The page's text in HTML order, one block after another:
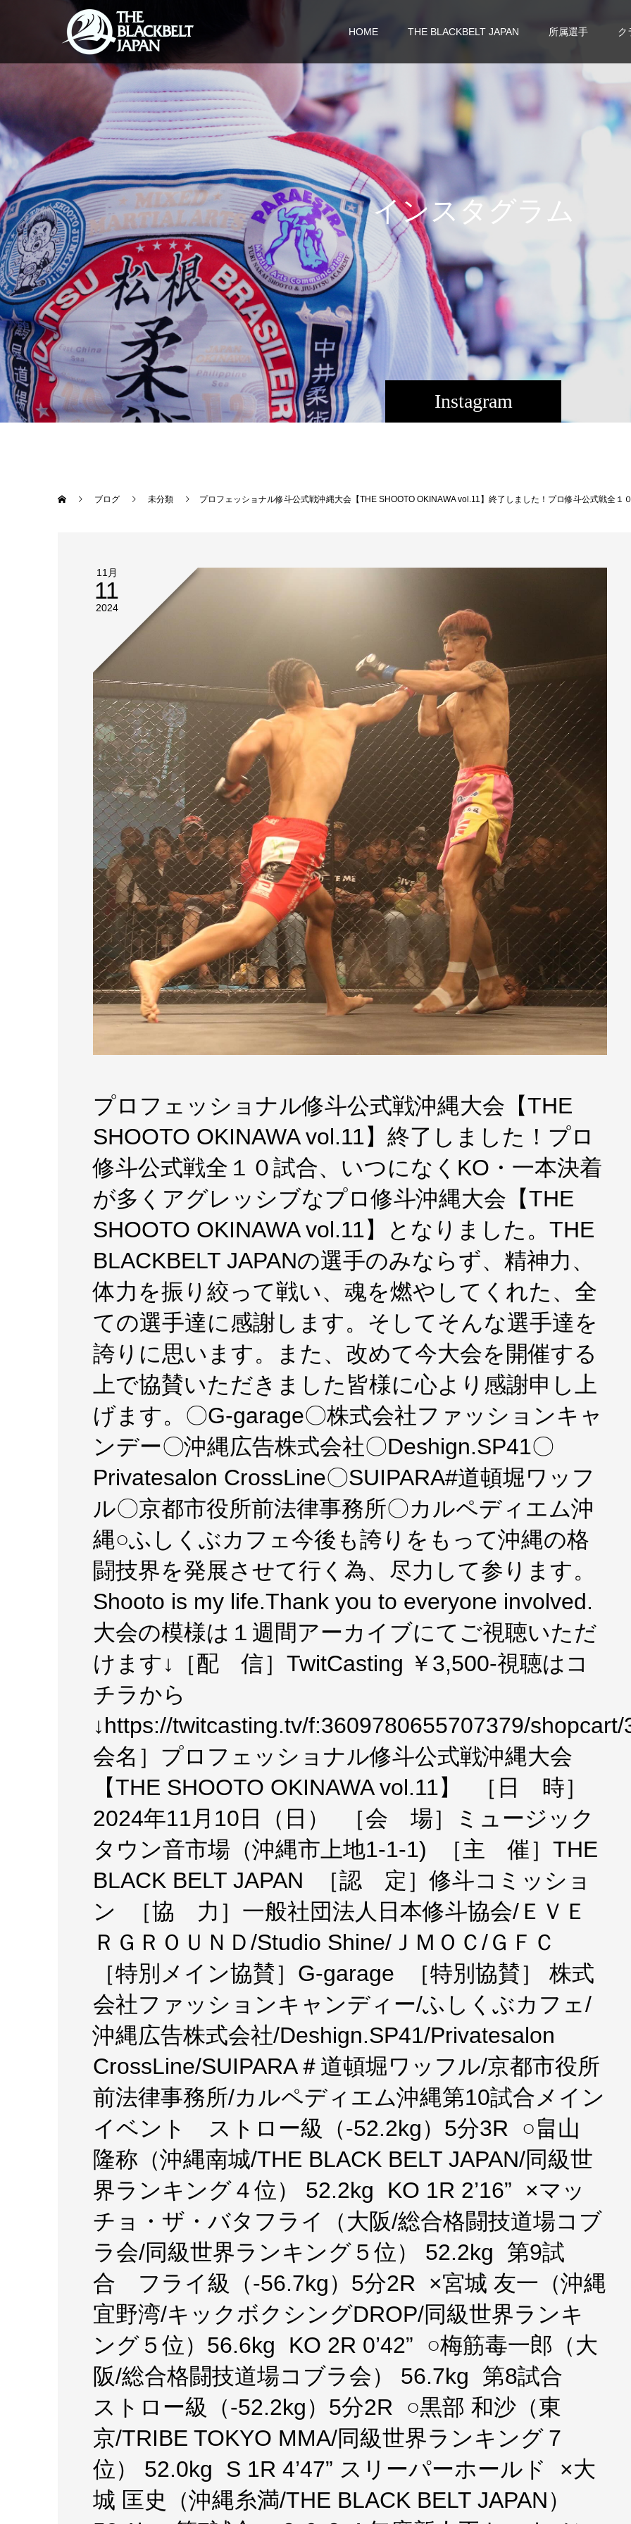
HOME THE BLACKBELT JAPAN 所属選手 ク
Instagram
インスタグラ ム
ブログ 未分類 プロフェッショナル修斗公式戦沖縄大会【THE SHOOTO OKINAWA vol.11】終了しました！プロ修斗公式戦全１０試合、いつになくKO・一本決着が多くアグレッシブなプロ修斗沖縄大会【THE SHOOTO OKINAWA vol.11】となりました。THE BLACKBELT JAPANの選手のみならず、精神力、体力を振り絞って戦い、魂を燃やしてくれた、全ての選手達に感謝します。そしてそんな選手達を誇りに思います。また、改めて今大会を開催する上で協賛いただきました皆様に心より感謝申し上げます。〇G-garage〇株式会社ファッションキャンデー〇沖縄広告株式会社〇Deshign.SP41〇Privatesalon CrossLine〇SUIPARA#道頓堀ワッフル〇京都市役所前法律事務所〇カルペディエム沖縄○ふしくぶカフェ今後も誇りをもって沖縄の格闘技界を発展させて行く為、尽力して参ります。Shooto is my life.Thank you to everyone involved.大会の模様は１週間アーカイブにてご視聴いただけます↓［配 信］TwitCasting ￥3,500-視聴はコチラから↓https://twitcasting.tv/f:3609780655707379/shopcart/333320［大会名］プロフェッショナル修斗公式戦沖縄大会 【THE SHOOTO OKINAWA vol.11】 ［日 時］2024年11月10日（日） ［会 場］ミュージックタウン音市場（沖縄市上地1-1-1) ［主 催］THE BLACK BELT JAPAN ［認 定］修斗コミッション ［協 力］一般社団法人日本修斗協会/ＥＶＥＲＧＲＯＵＮＤ/Studio Shine/ＪＭＯＣ/ＧＦＣ ［特別メイン協賛］G-garage ［特別協賛］ 株式会社ファッションキャンディー/ふしくぶカフェ/沖縄広告株式会社/Deshign.SP41/Privatesalon CrossLine/SUIPARA＃道頓堀ワッフル/京都市役所前法律事務所/カルペディエム沖縄第10試合メインイベント ストロー級（-52.2kg）5分3R ○畠山 隆称（沖縄南城/THE BLACK BELT JAPAN/同級世界ランキング４位） 52.2kg KO 1R 2’16” ×マッチョ・ザ・バタフライ（大阪/総合格闘技道場コブラ会/同級世界ランキング５位） 52.2kg 第9試合 フライ級（-56.7kg）5分2R ×宮城 友一（沖縄宜野湾/キックボクシングDROP/同級世界ランキング５位）56.6kg KO 2R 0’42” ○梅筋毒一郎（大阪/総合格闘技道場コブラ会） 56.7kg 第8試合 ストロー級（-52.2kg）5分2R ○黒部 和沙（東京/TRIBE TOKYO MMA/同級世界ランキング７位） 52.0kg S 1R 4’47” スリーパーホールド ×大城 匡史（沖縄糸満/THE BLACK BELT JAPAN） 52.1kg 第7試合 ２０２４年度新人王トーナメ
11月
11
2024
プロフェッショナル修斗公式戦沖縄大会【THE
SHOOTO OKINAWA vol.11】終了しました！プロ
修斗公式戦全１０試合、いつになくKO・一本決着
が多くアグレッシブなプロ修斗沖縄大会【THE
SHOOTO OKINAWA vol.11】となりました。THE
BLACKBELT JAPANの選手のみならず、精神力、
体力を振り絞って戦い、魂を燃やしてくれた、全
ての選手達に感謝します。そしてそんな選手達を
誇りに思います。また、改めて今大会を開催する
上で協賛いただきました皆様に心より感謝申し上
げます。〇G-garage〇株式会社ファッションキャ
ンデー〇沖縄広告株式会社〇Deshign.SP41〇
Privatesalon CrossLine〇SUIPARA#道頓堀ワッフ
ル〇京都市役所前法律事務所〇カルペディエム沖
縄○ふしくぶカフェ今後も誇りをもって沖縄の格
闘技界を発展させて行く為、尽力して参ります。
Shooto is my life.Thank you to everyone involved.
大会の模様は１週間アーカイブにてご視聴いただ
けます↓［配 信］TwitCasting ￥3,500-視聴はコ
チラから
↓https://twitcasting.tv/f:3609780655707379/
会名］プロフェッショナル修斗公式戦沖縄大会
【THE SHOOTO OKINAWA vol.11】 ［日 時］
2024年11月10日（日） ［会 場］ミュージック
タウン音市場（沖縄市上地1-1-1) ［主 催］THE
BLACK BELT JAPAN ［認 定］修斗コミッショ
ン ［協 力］一般社団法人日本修斗協会/ＥＶＥ
ＲＧＲＯＵＮＤ/Studio Shine/ＪＭＯＣ/ＧＦＣ
［特別メイン協賛］G-garage ［特別協賛］ 株式
会社ファッションキャンディー/ふしくぶカフェ/
沖縄広告株式会社/Deshign.SP41/Privatesalon
CrossLine/SUIPARA＃道頓堀ワッフル/京都市役所
前法律事務所/カルペディエム沖縄第10試合メイン
イベント ストロー級（-52.2kg）5分3R ○畠山
隆称（沖縄南城/THE BLACK BELT JAPAN/同級世
界ランキング４位） 52.2kg KO 1R 2’16” ×マッ
チョ・ザ・バタフライ（大阪/総合格闘技道場コブ
ラ会/同級世界ランキング５位） 52.2kg 第9試
合 フライ級（-56.7kg）5分2R ×宮城 友一（沖縄
宜野湾/キックボクシングDROP/同級世界ランキ
ング５位）56.6kg KO 2R 0’42” ○梅筋毒一郎（大
阪/総合格闘技道場コブラ会） 56.7kg 第8試合
ストロー級（-52.2kg）5分2R ○黒部 和沙（東
京/TRIBE TOKYO MMA/同級世界ランキング７
位） 52.0kg S 1R 4’47” スリーパーホールド ×大
城 匡史（沖縄糸満/THE BLACK BELT JAPAN）